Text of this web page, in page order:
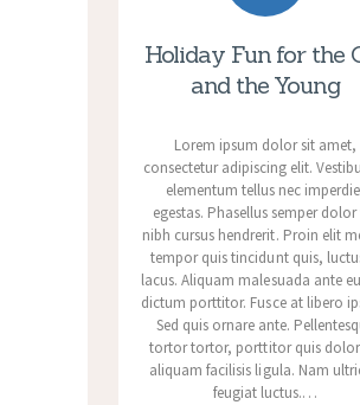
Holiday Fun for the
and the Young
Lorem ipsum dolor sit amet,
consectetur adipiscing elit.
elementum tellus nec
egestas. Phasellus semper dolor
nibh cursus hendrerit. Proin elit
tempor quis tincidunt quis,
lacus. Aliquam malesuada ante
dictum porttitor. Fusce at libero
Sed quis ornare ante.
tortor tortor, porttitor quis
aliquam facilisis ligula. Nam
feugiat luctus.…